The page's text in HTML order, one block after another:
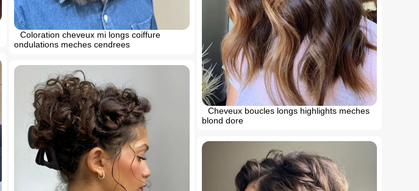
Coloration cheveux mi longs coiffure
ondulations meches cendrees
Cheveux boucles longs highlights meches
blond dore